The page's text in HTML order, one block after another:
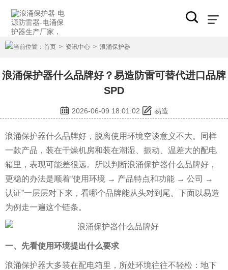
当前位置： 首页 > 资讯中心 > 浪涌保护器
浪涌保护器什么品牌好？易造防雷可替代进口品牌
SPD
2026-06-09 18:01:02 易造
浪涌保护器什么品牌好，脱离使用环境空谈意义不大。同样
一款产品，装在干燥机房和装在潮湿、振动、温差大的配电
箱里，表现可能差很远。所以判断浪涌保护器什么品牌好，
更稳的办法是顺着“使用环境 → 产品特点和功能 → 公司 →
认证”一层层对下来，看哪个品牌能从头对到尾。下面以易造
为例走一遍这个链条。
一、先看使用环境提出什么要求
浪涌保护器大多装在配电箱里，所处环境往往不轻松：地下